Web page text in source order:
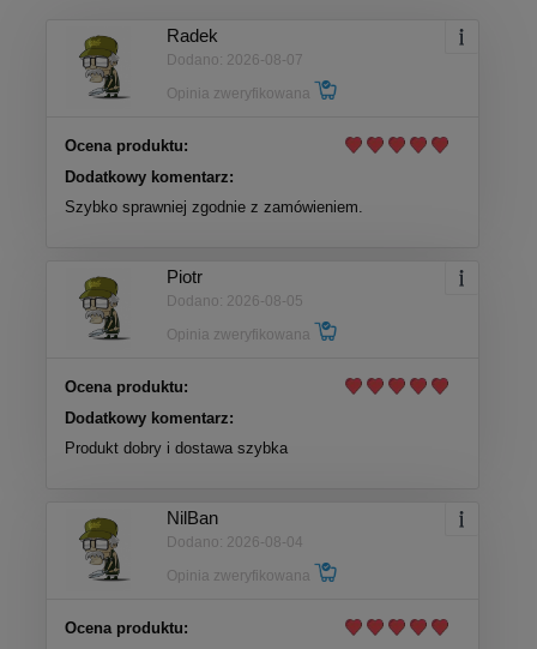
Radek
Dodano: 2026-08-07
Opinia zweryfikowana
Ocena produktu:
Dodatkowy komentarz:
Szybko sprawniej zgodnie z zamówieniem.
Piotr
Dodano: 2026-08-05
Opinia zweryfikowana
Ocena produktu:
Dodatkowy komentarz:
Produkt dobry i dostawa szybka
NilBan
Dodano: 2026-08-04
Opinia zweryfikowana
Ocena produktu: